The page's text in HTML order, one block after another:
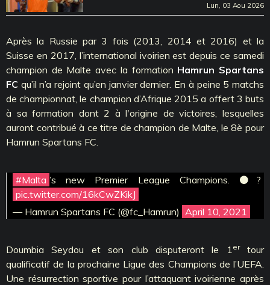
Lun, 03 Aou 2026
Après la Russie par 3 fois (2013, 2014 et 2016) et la
Suisse en 2017, l’international ivoirien est depuis ce samedi
champion de Malte avec la formation Hamrun Spartans
FC qu’il n’a rejoint qu’en janvier dernier. En à peine 5 matchs
de championnat, le champion d’Afrique 2015 a offert 3 buts
à sa formation dont 2 à l'origine de victoires, lesquelles
auront contribué à ce titre de champion de Malte, le 8è pour
Hamrun Spartans FC.
#Malta ’s new Premier League Champions. ⚫️?
pic.twitter.com/16kCwZKikJ
— Hamrun Spartans FC (@fc_Hamrun) April 10, 2021
Doumbia Seydou et son club disputeront le 1 ertour
qualificatif de la prochaine Ligue des Champions de l’UEFA.
Une résurrection sportive pour l’attaquant ivoirienne après